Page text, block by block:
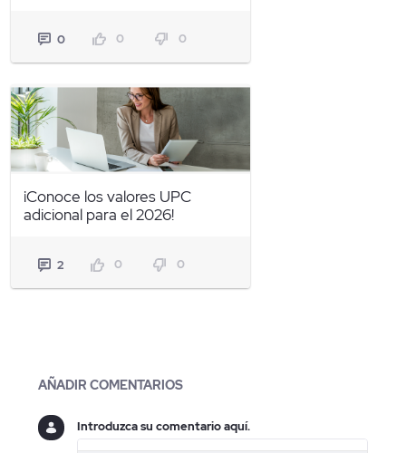
0 0 0
¡Conoce los valores UPC
adicional para el 2026!
2 0 0
Blogs
AÑADIR COMENTARIOS
Introduzca su comentario aquí.